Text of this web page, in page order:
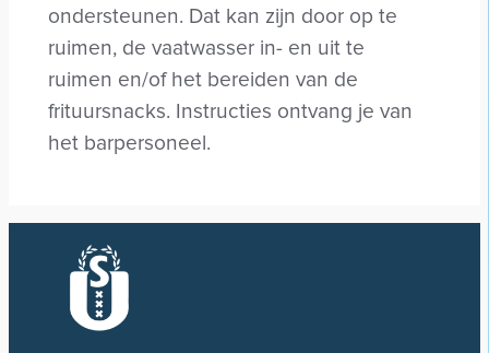
ondersteunen. Dat kan zijn door op te
ruimen, de vaatwasser in- en uit te
ruimen en/of het bereiden van de
frituursnacks. Instructies ontvang je van
het barpersoneel.